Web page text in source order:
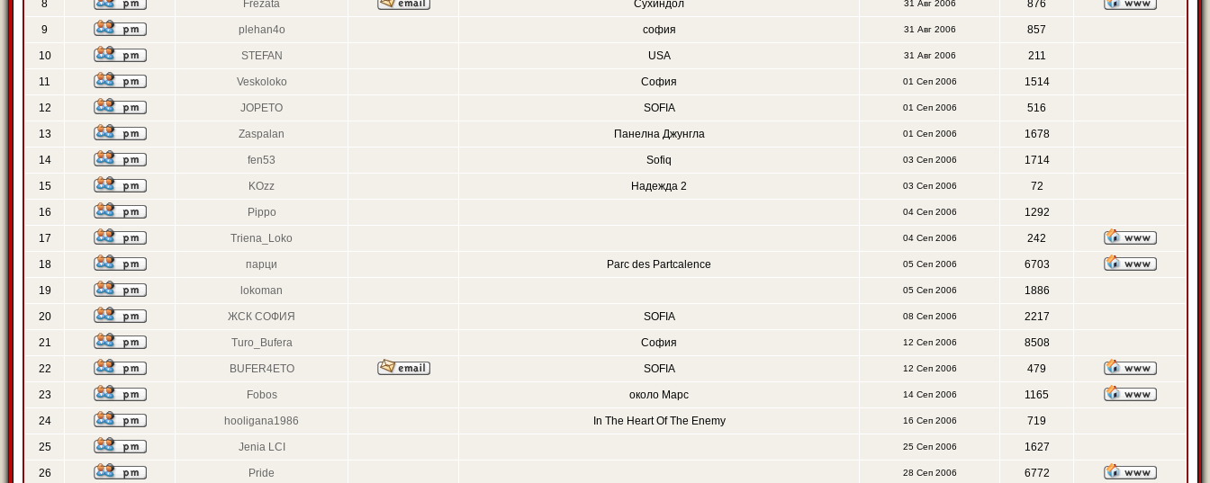
8 Frezata Сухиндол 31 Авг 2006 876
9 plehan4o софия 31 Авг 2006 857
10 STEFAN USA 31 Авг 2006 211
11 Veskoloko София 01 Сеп 2006 1514
12 JOPETO SOFIA 01 Сеп 2006 516
13 Zaspalan Панелна Джунгла 01 Сеп 2006 1678
14 fen53 Sofiq 03 Сеп 2006 1714
15 KOzz Надежда 2 03 Сеп 2006 72
16 Pippo 04 Сеп 2006 1292
17 Triena_Loko 04 Сеп 2006 242
18 парци Parc des Partcalence 05 Сеп 2006 6703
19 lokoman 05 Сеп 2006 1886
20 ЖСК СОФИЯ SOFIA 08 Сеп 2006 2217
21 Turo_Bufera София 12 Сеп 2006 8508
22 BUFER4ETO SOFIA 12 Сеп 2006 479
23 Fobos около Марс 14 Сеп 2006 1165
24 hooligana1986 In The Heart Of The Enemy 16 Сеп 2006 719
25 Jenia LCI 25 Сеп 2006 1627
26 Pride 28 Сеп 2006 6772